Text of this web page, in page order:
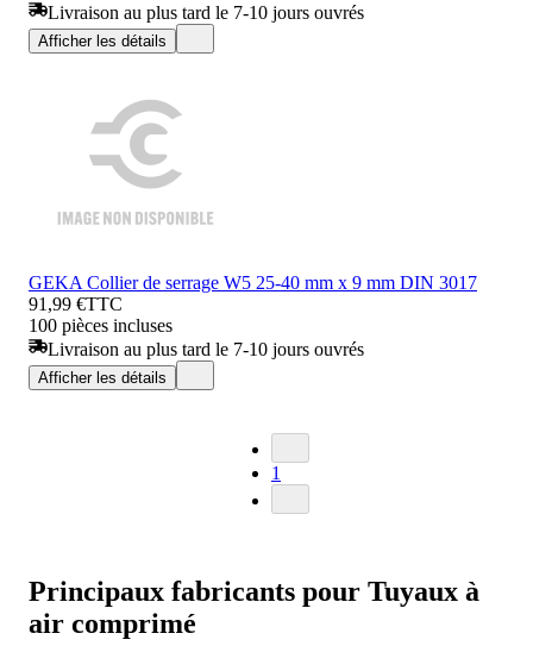
Livraison au plus tard le 7-10 jours ouvrés
Afficher les détails
GEKA Collier de serrage W5 25-40 mm x 9 mm DIN 3017
91,99 €TTC
100 pièces incluses
Livraison au plus tard le 7-10 jours ouvrés
Afficher les détails
1
Principaux fabricants pour Tuyaux à
air comprimé